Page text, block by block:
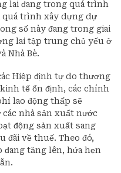
lai đang trong quá trình
quá trình xây dựng dự
số này đang trong giai
lai tập trung chủ yếu ở
Nhà Bè.
Hiệp định tự do thương
tế ổn định, các chính
lao động thấp sẽ
nhà sản xuất nước
động sản xuất sang
đãi về thuế. Theo đó,
tăng lên, hứa hẹn